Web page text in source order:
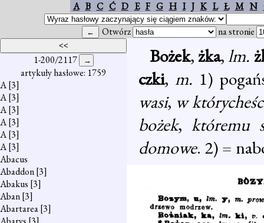
A B C Ć D E F G H I J K L Ł M N
Otwórz na stronie
1-200/2117
artykuły hasłowe: 1759
A[3]
A[3]
A[3]
A[3]
A[3]
A[3]
Abacus
Abaddon[3]
Abakus [3]
Aban[3]
Abartarea[3]
Bożek,żka,lm.
czki, m. 1)
wasi, w
bożek, któremu
domowe. 2) =